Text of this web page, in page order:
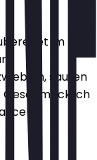
im
sauren
Geschmacklich